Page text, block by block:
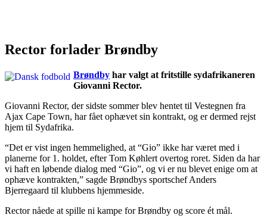
Rector forlader Brøndby
Brøndby har valgt at fritstille sydafrikaneren
Giovanni Rector.
Giovanni Rector, der sidste sommer blev hentet til Vestegnen fra
Ajax Cape Town, har fået ophævet sin kontrakt, og er dermed rejst
hjem til Sydafrika.
“Det er vist ingen hemmelighed, at “Gio” ikke har været med i
planerne for 1. holdet, efter Tom Køhlert overtog roret. Siden da har
vi haft en løbende dialog med “Gio”, og vi er nu blevet enige om at
ophæve kontrakten,” sagde Brøndbys sportschef Anders
Bjerregaard til klubbens hjemmeside.
Rector nåede at spille ni kampe for Brøndby og score ét mål.